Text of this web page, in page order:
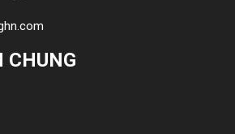
CHUNG